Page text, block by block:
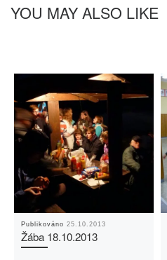
YOU MAY ALSO LIKE
Publikováno25.10.2013
Žába 18.10.2013